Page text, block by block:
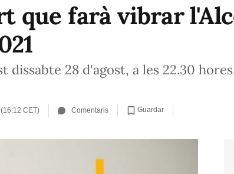
que farà vibrar
dissabte 28 d'agost, a les 22.30
CET) Comentaris Guardar